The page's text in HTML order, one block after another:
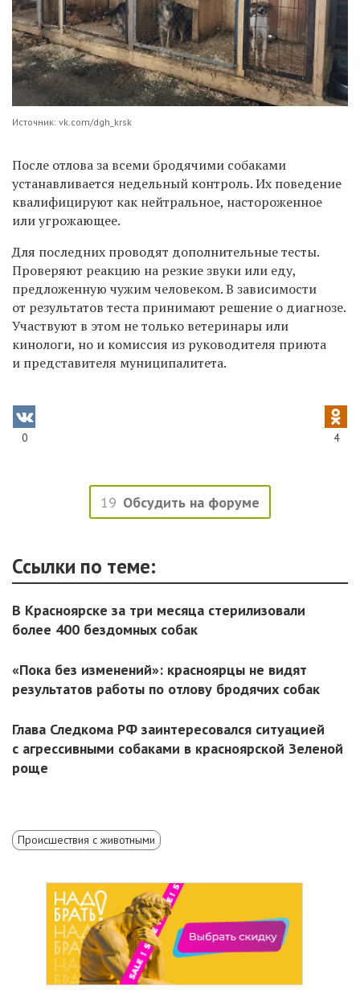
Источник: vk.com/dgh_krsk
После отлова за всеми бродячими собаками
устанавливается недельный контроль. Их поведение
квалифицируют как нейтральное, настороженное
или угрожающее.
Для последних проводят дополнительные тесты.
Проверяют реакцию на резкие звуки или еду,
предложенную чужим человеком. В зависимости
от результатов теста принимают решение о диагнозе.
Участвуют в этом не только ветеринары или
кинологи, но и комиссия из руководителя приюта
и представителя муниципалитета.
0 4
19 Обсудить на форуме
Ссылки по теме:
В Красноярске за три месяца стерилизовали
более 400 бездомных собак
«Пока без изменений»: красноярцы не видят
результатов работы по отлову бродячих собак
Глава Следкома РФ заинтересовался ситуацией
с агрессивными собаками в красноярской Зеленой
роще
Происшествия с животными